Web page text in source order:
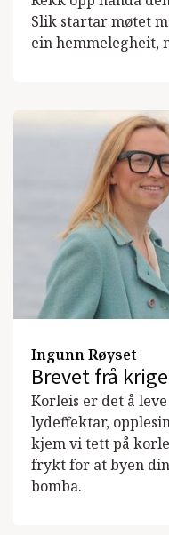
Slik startar møtet
ein hemmelegheit,
Ingunn Røyset
Brevet frå
Korleis er det å
lydeffektar,
kjem vi tett på
frykt for at byen
bomba.